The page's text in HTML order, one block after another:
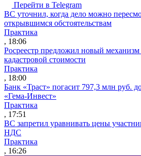
Перейти в Telegram
ВС уточнил, когда дело можно
открывшимся обстоятельствам
Практика
, 18:06
Росреестр предложил новый механизм
кадастровой стоимости
Практика
, 18:00
Банк «Траст» погасит 797,3 млн руб.
«Гема-Инвест»
Практика
, 17:51
ВС запретил уравнивать цены
НДС
Практика
, 16:26